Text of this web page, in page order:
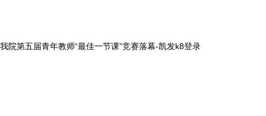
我院第五届青年教师“最佳一节课”竞赛落幕-凯发k8登录